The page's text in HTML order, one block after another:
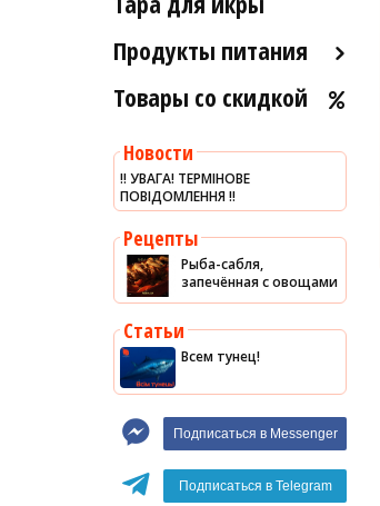
Мясо гребешка
Рапаны
Устрицы
Другое
Рыба холодного и
Продукты питания
Оливковое масло
Уксус
Сыры
Соусы
Сладости
Рис
Оливки
Мясные изделия
Вино
Белое вино
Кофе
Товары со скидкой
Новости
‼️ УВАГА! ТЕРМІНОВЕ
ПОВІДОМЛЕННЯ ‼️
Рецепты
Рыба-сабля,
запечённая с овощами
Статьи
Всем тунец!
Подписаться в Messenger
Подписаться в Telegram